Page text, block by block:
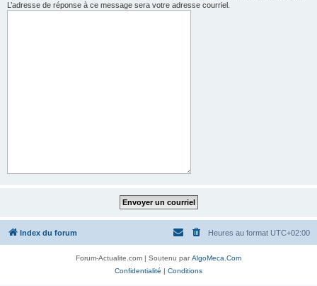
L’adresse de réponse à ce message sera votre adresse courriel.
Index du forum Heures au format UTC+02:00
Forum-Actualite.com | Soutenu parAlgoMeca.Com
Confidentialité | Conditions